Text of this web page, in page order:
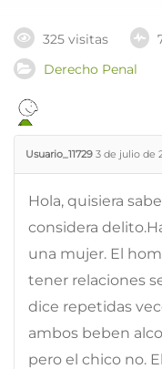
325 visitas
Derecho Penal
Usuario_11729 3 de julio de
Hola, quisiera
considera
una mujer. El
tener relaciones
dice repetidas
ambos beben
pero el chico no.